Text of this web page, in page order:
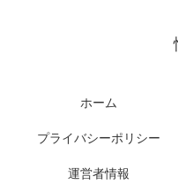
ホーム
プライバシーポリシー
運営者情報